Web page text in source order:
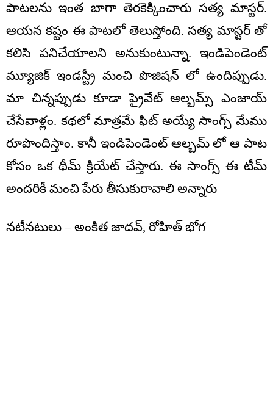
పాటలను ఇంత బాగా తెరకెక్కించారు సత్య మాస్టర్.
ఆయన కష్టం ఈ పాటలో తెలుస్తోంది. సత్య మాస్టర్ తో
కలిసి పనిచేయాలని అనుకుంటున్నా. ఇండిపెండెంట్
మ్యూజిక్ ఇండస్ట్రీ మంచి పొజిషన్ లో ఉందిప్పుడు.
మా చిన్నప్పుడు కూడా ప్రైవేట్ ఆల్బమ్స్ ఎంజాయ్
చేసేవాళ్లం. కథలో మాత్రమే ఫిట్ అయ్యే సాంగ్స్ మేము
రూపొందిస్తాం. కానీ ఇండిపెండెంట్ ఆల్బమ్ లో ఆ పాట
కోసం ఒక థీమ్ క్రియేట్ చేస్తారు. ఈ సాంగ్స్ ఈ టీమ్
అందరికీ మంచి పేరు తీసుకురావాలి అన్నారు
నటీనటులు – అంకిత జాదవ్, రోహిత్ భోగ